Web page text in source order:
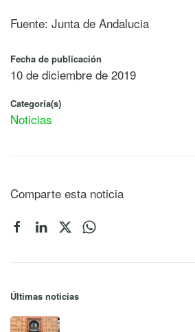
Fuente: Junta de Andalucia
Fecha de publicación
10 de diciembre de 2019
Categoría(s)
Noticias
Comparte esta noticia
Últimas noticias